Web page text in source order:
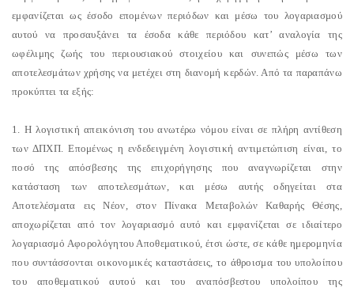
εμφανίζεται ως έσοδο επομένων περιόδων και μέσω του λογαριασμού
αυτού να προσαυξάνει τα έσοδα κάθε περιόδου κατ’ αναλογία της
ωφέλιμης ζωής του περιουσιακού στοιχείου και συνεπώς μέσω των
αποτελεσμάτων χρήσης να μετέχει στη διανομή κερδών. Από τα παραπάνω
προκύπτει τα εξής:
1. Η λογιστική απεικόνιση του ανωτέρω νόμου είναι σε πλήρη αντίθεση
των ΔΠΧΠ. Επομένως η ενδεδειγμένη λογιστική αντιμετώπιση είναι, το
ποσό της απόσβεσης της επιχορήγησης που αναγνωρίζεται στην
κατάσταση των αποτελεσμάτων, και μέσω αυτής οδηγείται στα
Αποτελέσματα εις Νέον, στον Πίνακα Μεταβολών Kαθαρής Θέσης,
αποχωρίζεται από τον λογαριασμό αυτό και εμφανίζεται σε ιδιαίτερο
λογαριασμό Αφορολόγητου Αποθεματικού, έτσι ώστε, σε κάθε ημερομηνία
που συντάσσονται οικονομικές καταστάσεις, το άθροισμα του υπολοίπου
του αποθεματικού αυτού και του αναπόσβεστου υπολοίπου της